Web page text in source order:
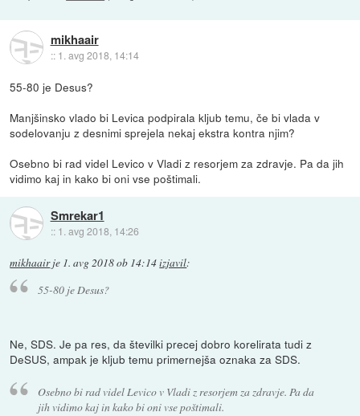
mikhaair
:: 1. avg 2018, 14:14
55-80 je Desus?
Manjšinsko vlado bi Levica podpirala kljub temu, če bi vlada v
sodelovanju z desnimi sprejela nekaj ekstra kontra njim?
Osebno bi rad videl Levico v Vladi z resorjem za zdravje. Pa da jih
vidimo kaj in kako bi oni vse poštimali.
Smrekar1
:: 1. avg 2018, 14:26
mikhaairje 1. avg 2018 ob 14:14izjavil:
55-80 je Desus?
Ne, SDS. Je pa res, da številki precej dobro korelirata tudi z
DeSUS, ampak je kljub temu primernejša oznaka za SDS.
Osebno bi rad videl Levico v Vladi z resorjem za zdravje. Pa da
jih vidimo kaj in kako bi oni vse poštimali.